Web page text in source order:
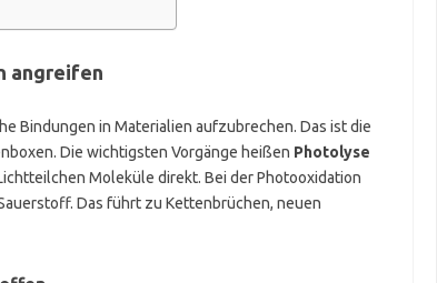
angreifen
Bindungen in Materialien aufzubrechen. Das ist die
Die wichtigsten Vorgänge heißen Photolyse
Moleküle direkt. Bei der Photooxidation
Das führt zu Kettenbrüchen, neuen